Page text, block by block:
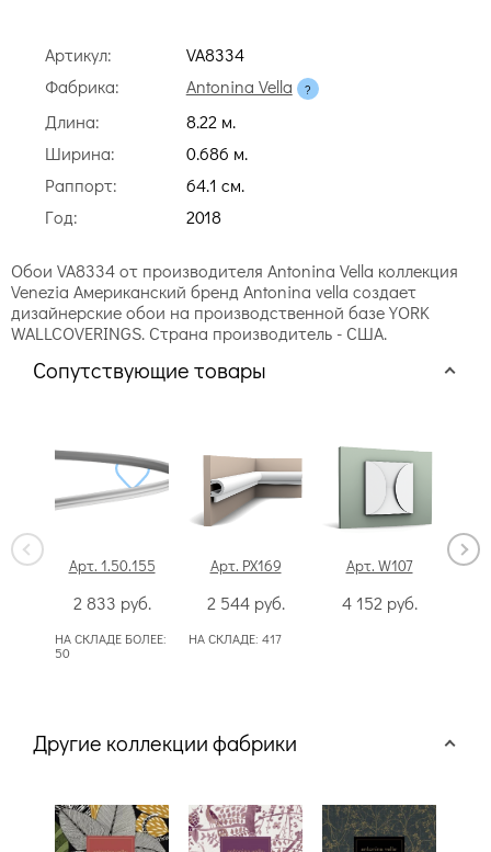
Артикул:
VA8334
Фабрика:
Antonina Vella
Длина:
8.22 м.
Ширина:
0.686 м.
Раппорт:
64.1 cм.
Год:
2018
Обои VA8334 от производителя Antonina Vella коллекция
Venezia Американский бренд Antonina vella создает
дизайнерские обои на производственной базе YORK
WALLCOVERINGS. Страна производитель - США.
Сопутствующие товары
Арт. 1.50.155
2 833 руб.
НА СКЛАДЕ БОЛЕЕ:
50
Арт. PX169
2 544 руб.
НА СКЛАДЕ: 417
Арт. W107
4 152 руб.
Другие коллекции фабрики